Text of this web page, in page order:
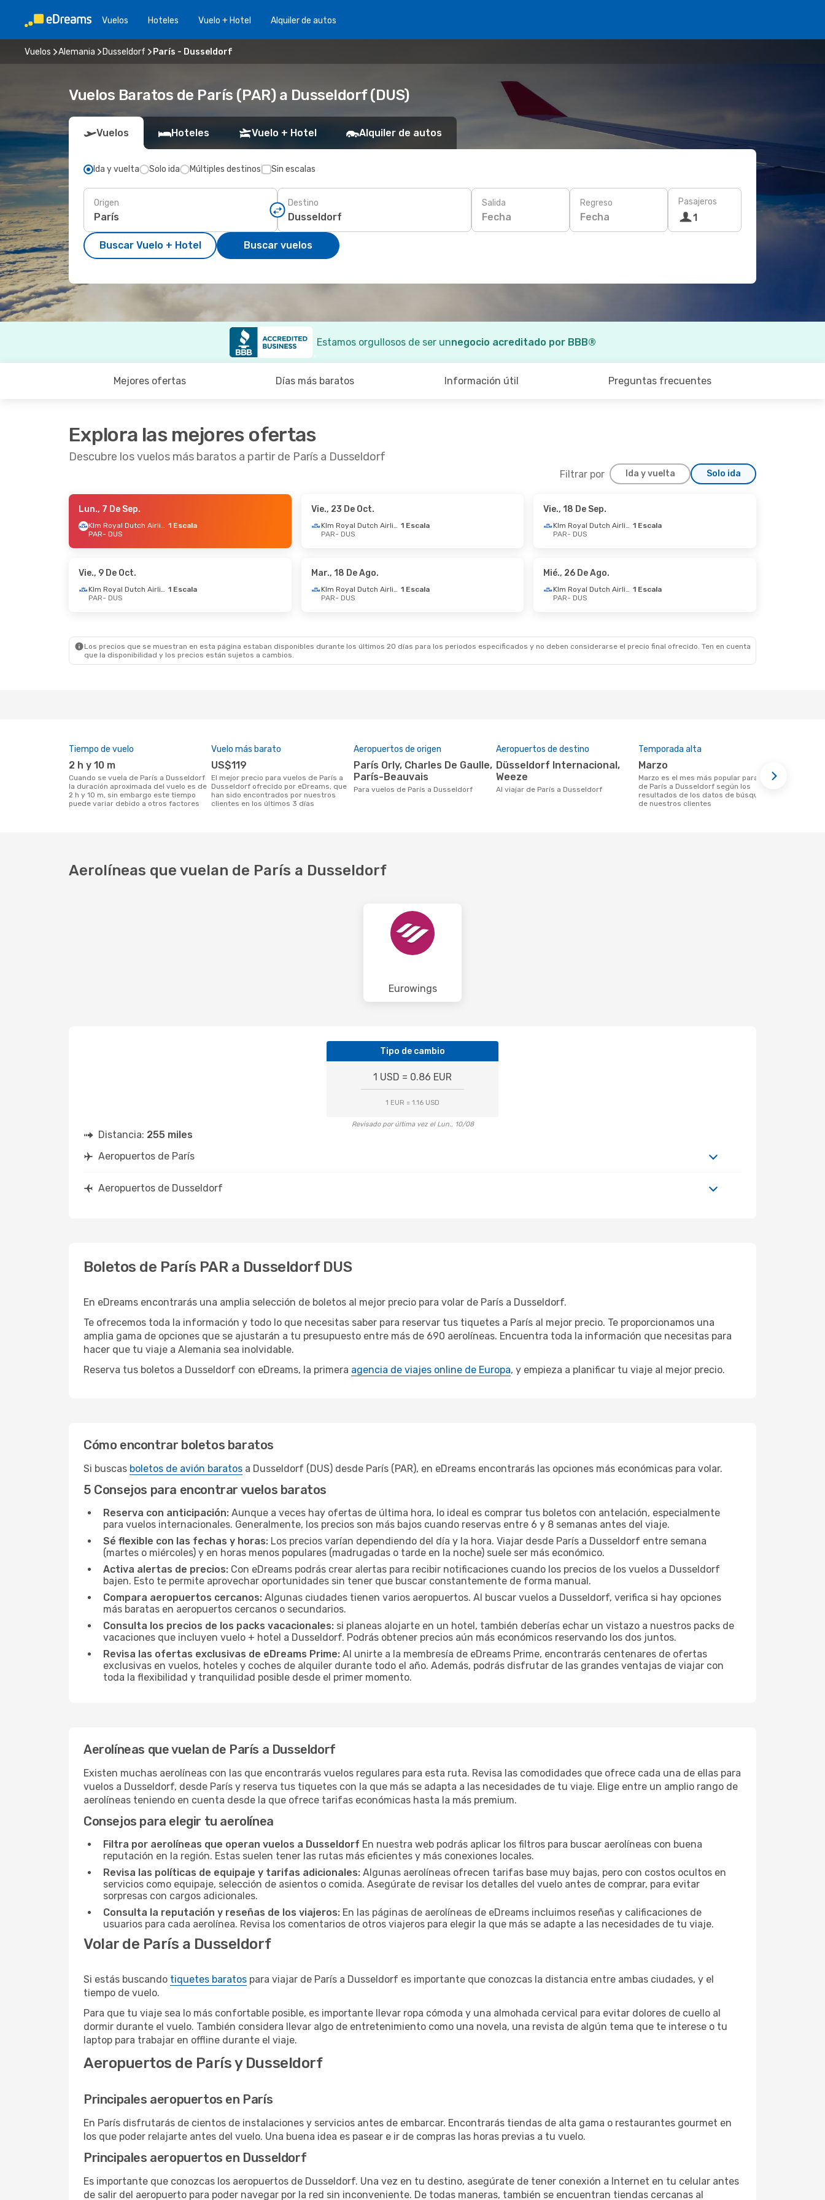
Vuelos Hoteles Vuelo + Hotel Alquiler de autos
Vuelos Alemania Dusseldorf París - Dusseldorf
Vuelos Baratos de París (PAR) a Dusseldorf (DUS)
Vuelos Hoteles Vuelo + Hotel Alquiler de autos
Ida y vuelta Solo ida Múltiples destinos Sin escalas
Origen Destino Salida
Fecha
Regreso
Fecha
Pasajeros
1
Buscar Vuelo + Hotel Buscar vuelos
Estamos orgullosos de ser unnegocio acreditado por BBB®
Mejores ofertas Días más baratos Información útil Preguntas frecuentes
Explora las mejores ofertas
Descubre los vuelos más baratos a partir de París a Dusseldorf
Filtrar por Ida y vuelta Solo ida
- Mié., 2 De Sep.
- Mié., 19 De Ago. - Jue., 8 De Oct.
DUS
- PAR
Lun., 7 De Sep.
Klm Royal Dutch Airlines 1 Escala
PAR- DUS
Vie., 23 De Oct.
Klm Royal Dutch Airlines 1 Escala
PAR- DUS
Vie., 18 De Sep.
Klm Royal Dutch Airlines 1 Escala
PAR- DUS
Vie., 9 De Oct.
Klm Royal Dutch Airlines 1 Escala
PAR- DUS
Mar., 18 De Ago.
Klm Royal Dutch Airlines 1 Escala
PAR- DUS
Mié., 26 De Ago.
Klm Royal Dutch Airlines 1 Escala
PAR- DUS
Los precios que se muestran en esta página estaban disponibles durante los últimos 20 días para los periodos especificados y no deben considerarse el precio final ofrecido. Ten en cuenta
que la disponibilidad y los precios están sujetos a cambios.
Tiempo de vuelo
2 h y 10 m
Cuando se vuela de París a Dusseldorf
la duración aproximada del vuelo es de
2 h y 10 m, sin embargo este tiempo
puede variar debido a otros factores
Vuelo más barato
US$119
El mejor precio para vuelos de París a
Dusseldorf ofrecido por eDreams, que
han sido encontrados por nuestros
clientes en los últimos 3 días
Aeropuertos de origen
París Orly, Charles De Gaulle,
París-Beauvais
Para vuelos de París a Dusseldorf
Aeropuertos de destino
Düsseldorf Internacional,
Weeze
Al viajar de París a Dusseldorf
Temporada alta
marzo
marzo es el mes más popular para volar
de París a Dusseldorf según los
resultados de los datos de búsqueda
de nuestros clientes
Aerolíneas que vuelan de París a Dusseldorf
Eurowings
Tipo de cambio
1 USD = 0.86 EUR
1 EUR = 1.16 USD
Revisado por última vez el Lun., 10/08
Distancia: 255 miles
Aeropuertos de París
Aeropuertos de Dusseldorf
Boletos de París PAR a Dusseldorf DUS
En eDreams encontrarás una amplia selección de boletos al mejor precio para volar de París a Dusseldorf.
Te ofrecemos toda la información y todo lo que necesitas saber para reservar tus tiquetes a París al mejor precio. Te proporcionamos una
amplia gama de opciones que se ajustarán a tu presupuesto entre más de 690 aerolíneas. Encuentra toda la información que necesitas para
hacer que tu viaje a Alemania sea inolvidable.
Reserva tus boletos a Dusseldorf con eDreams, la primera agencia de viajes online de Europa, y empieza a planificar tu viaje al mejor precio.
Cómo encontrar boletos baratos
Si buscas boletos de avión baratos a Dusseldorf (DUS) desde París (PAR), en eDreams encontrarás las opciones más económicas para volar.
5 Consejos para encontrar vuelos baratos
Reserva con anticipación: Aunque a veces hay ofertas de última hora, lo ideal es comprar tus boletos con antelación, especialmente
para vuelos internacionales. Generalmente, los precios son más bajos cuando reservas entre 6 y 8 semanas antes del viaje.
Sé flexible con las fechas y horas: Los precios varían dependiendo del día y la hora. Viajar desde París a Dusseldorf entre semana
(martes o miércoles) y en horas menos populares (madrugadas o tarde en la noche) suele ser más económico.
Activa alertas de precios: Con eDreams podrás crear alertas para recibir notificaciones cuando los precios de los vuelos a Dusseldorf
bajen. Esto te permite aprovechar oportunidades sin tener que buscar constantemente de forma manual.
Compara aeropuertos cercanos: Algunas ciudades tienen varios aeropuertos. Al buscar vuelos a Dusseldorf, verifica si hay opciones
más baratas en aeropuertos cercanos o secundarios.
Consulta los precios de los packs vacacionales: si planeas alojarte en un hotel, también deberías echar un vistazo a nuestros packs de
vacaciones que incluyen vuelo + hotel a Dusseldorf. Podrás obtener precios aún más económicos reservando los dos juntos.
Revisa las ofertas exclusivas de eDreams Prime: Al unirte a la membresía de eDreams Prime, encontrarás centenares de ofertas
exclusivas en vuelos, hoteles y coches de alquiler durante todo el año. Además, podrás disfrutar de las grandes ventajas de viajar con
toda la flexibilidad y tranquilidad posible desde el primer momento.
Aerolíneas que vuelan de París a Dusseldorf
Existen muchas aerolíneas con las que encontrarás vuelos regulares para esta ruta. Revisa las comodidades que ofrece cada una de ellas para
vuelos a Dusseldorf, desde París y reserva tus tiquetes con la que más se adapta a las necesidades de tu viaje. Elige entre un amplio rango de
aerolíneas teniendo en cuenta desde la que ofrece tarifas económicas hasta la más premium.
Consejos para elegir tu aerolínea
Filtra por aerolíneas que operan vuelos a Dusseldorf En nuestra web podrás aplicar los filtros para buscar aerolíneas con buena
reputación en la región. Estas suelen tener las rutas más eficientes y más conexiones locales.
Revisa las políticas de equipaje y tarifas adicionales: Algunas aerolíneas ofrecen tarifas base muy bajas, pero con costos ocultos en
servicios como equipaje, selección de asientos o comida. Asegúrate de revisar los detalles del vuelo antes de comprar, para evitar
sorpresas con cargos adicionales.
Consulta la reputación y reseñas de los viajeros: En las páginas de aerolíneas de eDreams incluimos reseñas y calificaciones de
usuarios para cada aerolínea. Revisa los comentarios de otros viajeros para elegir la que más se adapte a las necesidades de tu viaje.
Volar de París a Dusseldorf
Si estás buscando tiquetes baratos para viajar de París a Dusseldorf es importante que conozcas la distancia entre ambas ciudades, y el
tiempo de vuelo.
Para que tu viaje sea lo más confortable posible, es importante llevar ropa cómoda y una almohada cervical para evitar dolores de cuello al
dormir durante el vuelo. También considera llevar algo de entretenimiento como una novela, una revista de algún tema que te interese o tu
laptop para trabajar en offline durante el viaje.
Aeropuertos de París y Dusseldorf
Principales aeropuertos en París
En París disfrutarás de cientos de instalaciones y servicios antes de embarcar. Encontrarás tiendas de alta gama o restaurantes gourmet en
los que poder relajarte antes del vuelo. Una buena idea es pasear e ir de compras las horas previas a tu vuelo.
Principales aeropuertos en Dusseldorf
Es importante que conozcas los aeropuertos de Dusseldorf. Una vez en tu destino, asegúrate de tener conexión a Internet en tu celular antes
de salir del aeropuerto para poder navegar por la red sin inconveniente. De todas maneras, también se encuentran tiendas cercanas al